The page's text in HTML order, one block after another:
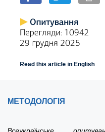
Опитування
Перегляди: 10942
29 грудня 2025
Read this article in English
МЕТОДОЛОГІЯ